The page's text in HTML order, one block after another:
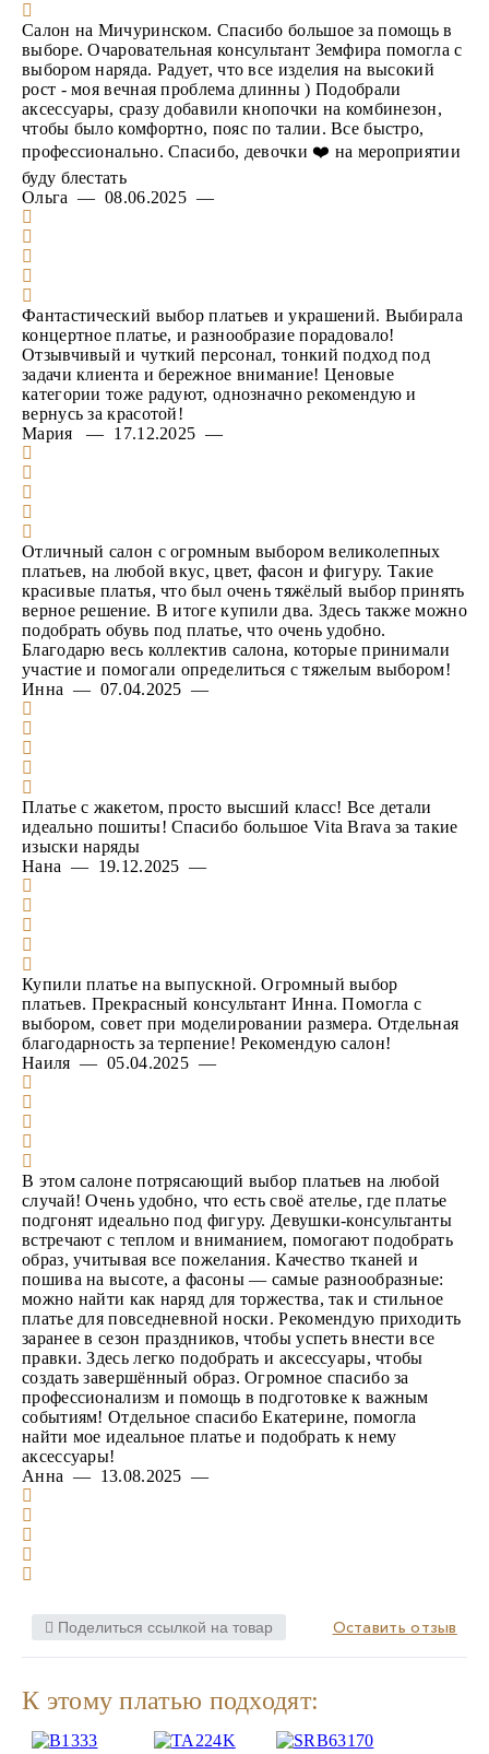
Салон на Мичуринском. Спасибо большое за помощь в
выборе. Очаровательная консультант Земфира помогла с
выбором наряда. Радует, что все изделия на высокий
рост - моя вечная проблема длинны ) Подобрали
аксессуары, сразу добавили кнопочки на комбинезон,
чтобы было комфортно, пояс по талии. Все быстро,
профессионально. Спасибо, девочки ❤️ на мероприятии
буду блестать
Ольга — 08.06.2025 —
Фантастический выбор платьев и украшений. Выбирала
концертное платье, и разнообразие порадовало!
Отзывчивый и чуткий персонал, тонкий подход под
задачи клиента и бережное внимание! Ценовые
категории тоже радуют, однозначно рекомендую и
вернусь за красотой!
Мария — 17.12.2025 —
Отличный салон с огромным выбором великолепных
платьев, на любой вкус, цвет, фасон и фигуру. Такие
красивые платья, что был очень тяжёлый выбор принять
верное решение. В итоге купили два. Здесь также можно
подобрать обувь под платье, что очень удобно.
Благодарю весь коллектив салона, которые принимали
участие и помогали определиться с тяжелым выбором!
Инна — 07.04.2025 —
Платье с жакетом, просто высший класс! Все детали
идеально пошиты! Спасибо большое Vita Brava за такие
изыски наряды
Нана — 19.12.2025 —
Купили платье на выпускной. Огромный выбор
платьев. Прекрасный консультант Инна. Помогла с
выбором, совет при моделировании размера. Отдельная
благодарность за терпение! Рекомендую салон!
Наиля — 05.04.2025 —
В этом салоне потрясающий выбор платьев на любой
случай! Очень удобно, что есть своё ателье, где платье
подгонят идеально под фигуру. Девушки-консультанты
встречают с теплом и вниманием, помогают подобрать
образ, учитывая все пожелания. Качество тканей и
пошива на высоте, а фасоны — самые разнообразные:
можно найти как наряд для торжества, так и стильное
платье для повседневной носки. Рекомендую приходить
заранее в сезон праздников, чтобы успеть внести все
правки. Здесь легко подобрать и аксессуары, чтобы
создать завершённый образ. Огромное спасибо за
профессионализм и помощь в подготовке к важным
событиям! Отдельное спасибо Екатерине, помогла
найти мое идеальное платье и подобрать к нему
аксессуары!
Анна — 13.08.2025 —
Поделиться ссылкой на товар Оставить отзыв
К этому платью подходят: